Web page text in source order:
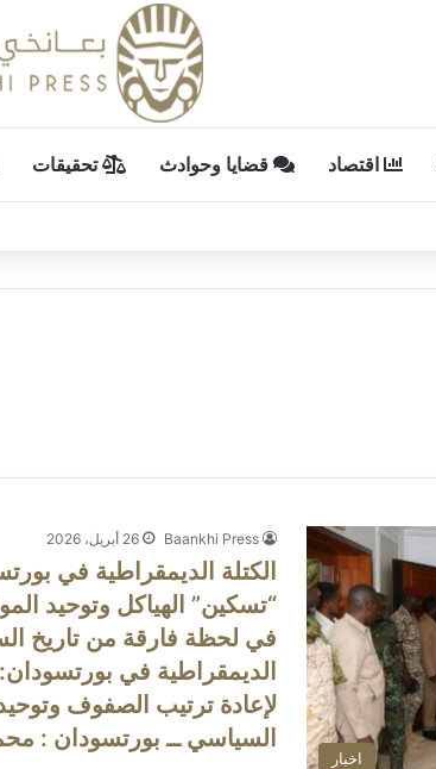
اقتصاد قضايا وحوادث تحقيقات
اخبار
Baankhi Press 26 أبريل، 2026
الكتلة الديمقراطية في
“تسكين” الهياكل وتوحيد
في لحظة فارقة من تاريخ
الديمقراطية في
لإعادة ترتيب الصفوف
السياسي ــ بورتسودان :